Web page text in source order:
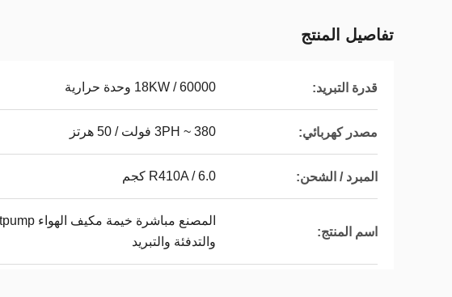
تفاصيل المنتج
قدرة التبريد: 18KW / 60000 وحدة حرارية
مصدر كهربائي: 3PH ~ 380 فولت / 50 هرتز
المبرد / الشحن: R410A / 6.0 كجم
اسم المنتج:
والتدفئة والتبريد